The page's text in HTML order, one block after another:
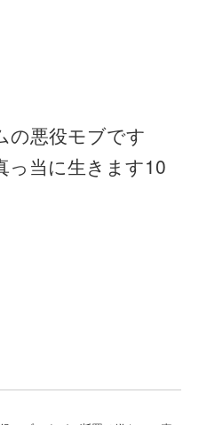
の悪役モブです
っ当に生きます10